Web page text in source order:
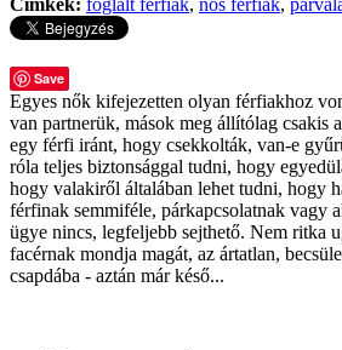
Save
Egyes nők kifejezetten olyan férfiakhoz
van partnerük, mások meg állítólag csakis
egy férfi iránt, hogy csekkolták, van-e
róla teljes biztonsággal tudni, hogy
hogy valakiről általában lehet tudni, hogy
férfinak semmiféle, párkapcsolatnak vagy
ügye nincs, legfeljebb sejthető. Nem ritka
facérnak mondja magát, az ártatlan,
csapdába - aztán már késő...